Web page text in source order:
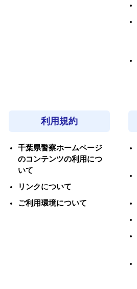
利用規約
千葉県警察ホームページ
のコンテンツの利用につ
いて
リンクについて
ご利用環境について